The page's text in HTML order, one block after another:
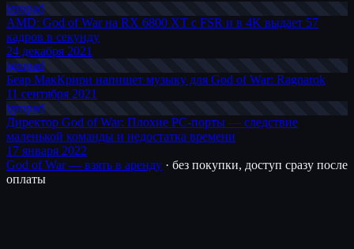
igropad
AMD: God of War на RX 6800 XT с FSR и в 4K выдает 57
кадров в секунду
24 декабря 2021
igropad
Беар МакКрири напишет музыку для God of War: Ragnarok
11 сентября 2021
igropad
Директор God of War: Плохие PC-порты — следствие
маленькой команды и недостатка времени
17 января 2022
God of War — взять в аренду · без покупки, доступ сразу после
оплаты